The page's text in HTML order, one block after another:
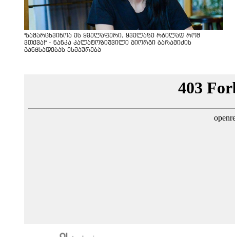
"სა­მარ­ცხვი­ნოა ეს ყვე­ლა­ფე­რი, ყვე­ლა­ზე რბი­ლად რომ
ვთქვა!" - ნანკა კალატოზიშვილი გიორგი ბარამიძის
განცხადებას ეხმაურება